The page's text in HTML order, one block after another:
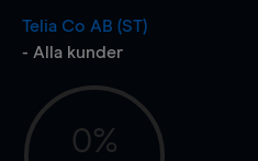
Telia Co AB (ST)
- Alla kunder
0%